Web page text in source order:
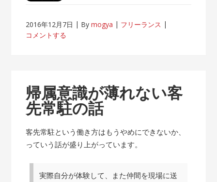
2016年12月7日 Bymogya
フリーランス
コメントする
帰属意識が薄れない客
先常駐の話
客先常駐という働き方はもうやめにできないか、
っていう話が盛り上がっています。
実際自分が体験して、また仲間を現場に送